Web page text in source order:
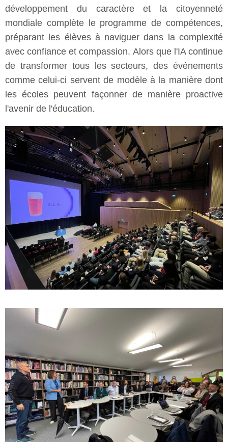
développement du caractère et la citoyenneté
mondiale complète le programme de compétences,
préparant les élèves à naviguer dans la complexité
avec confiance et compassion. Alors que l'IA continue
de transformer tous les secteurs, des événements
comme celui-ci servent de modèle à la manière dont
les écoles peuvent façonner de manière proactive
l'avenir de l'éducation.